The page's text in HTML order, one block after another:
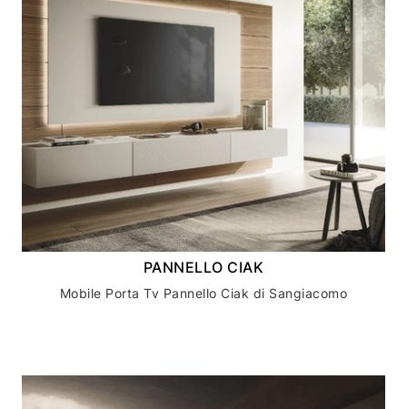
PANNELLO CIAK
Mobile Porta Tv Pannello Ciak di Sangiacomo